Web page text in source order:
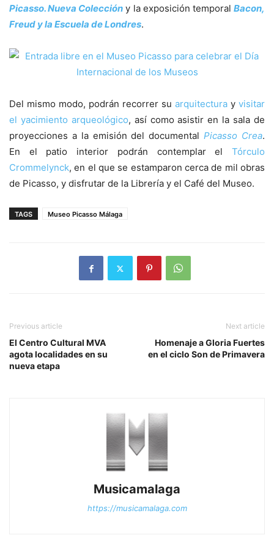
Picasso. Nueva Colección y la exposición temporalBacon,
Freud y la Escuela de Londres.
Del mismo modo, podrán recorrer su arquitectura y visitar
el yacimiento arqueológico, así como asistir en la sala de
proyecciones a la emisión del documentalPicasso Crea.
En el patio interior podrán contemplar el Tórculo
Crommelynck, en el que se estamparon cerca de mil obras
de Picasso, y disfrutar de la Librería y el Café del Museo.
TAGS Museo Picasso Málaga
Previous article
El Centro Cultural MVA
agota localidades en su
nueva etapa
Next article
Homenaje a Gloria Fuertes
en el ciclo Son de Primavera
Musicamalaga
https://musicamalaga.com